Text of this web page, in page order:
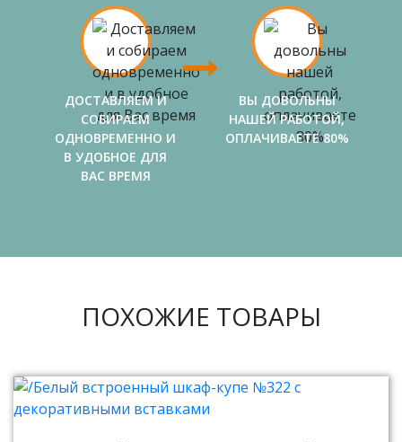
ДОСТАВЛЯЕМ И
СОБИРАЕМ
ОДНОВРЕМЕННО И
В УДОБНОЕ ДЛЯ
ВАС ВРЕМЯ
ВЫ ДОВОЛЬНЫ
НАШЕЙ РАБОТОЙ,
ОПЛАЧИВАЕТЕ 80%
ПОХОЖИЕ ТОВАРЫ